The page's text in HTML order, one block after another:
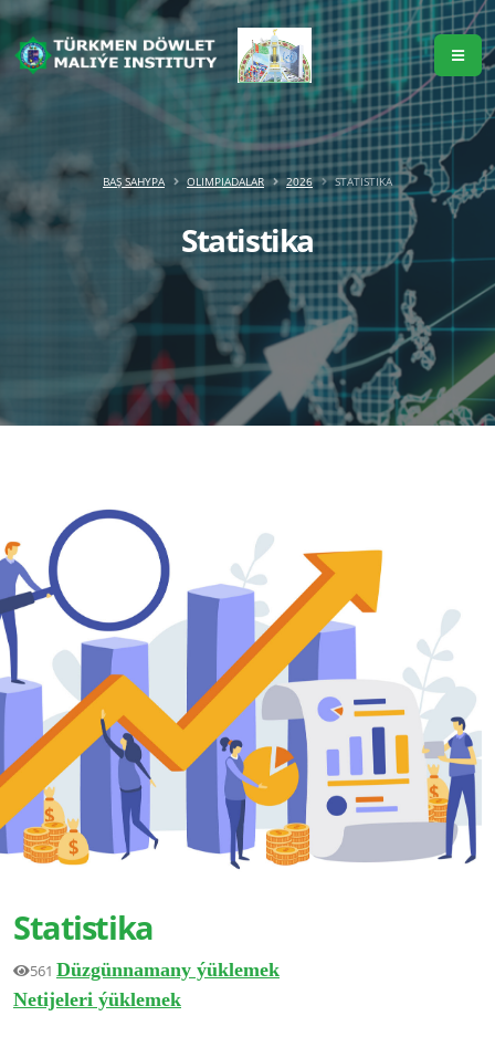
Statistika
BAŞ SAHYPA OLIMPIADALAR 2026 STATISTIKA
Statistika
561 Düzgünnamany ýüklemek
Netijeleri ýüklemek